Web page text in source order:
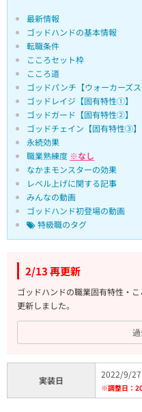
最新情報
ゴッドハンドの基本情報
転職条件
こころセット枠
こころ道
ゴッドパンチ【ウォーカーズス
ゴッドレイジ【固有特性①】
ゴッドガード【固有特性②】
ゴッドチェイン【固有特性③】
永続効果
職業熟練度 ※なし
なかまモンスターの効果
レベル上げに関する記事
みんなの動画
ゴッドハンド初登場の動画
特級職のタグ
2/13 再更新
ゴッドハンドの職業固有特性・
更新しました。
実装日
2022/9/
※調整日：